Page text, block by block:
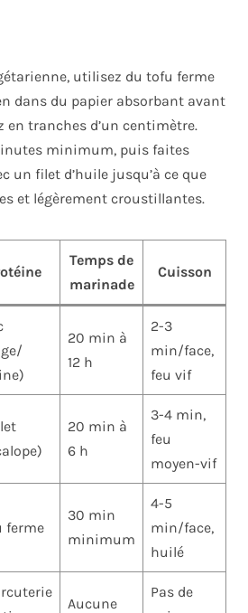
utilisez du tofu ferme
dans du papier absorbant avant
en tranches d’un centimètre.
minimum, puis faites
un filet d’huile jusqu’à ce que
et légèrement croustillantes.
Temps de
marinade
Cuisson
20 min à
12 h
2-3
min/face,
feu vif
20 min à
6 h
3-4 min,
feu
moyen-vif
ferme
30 min
minimum
4-5
min/face,
huilé
Aucune
Pas de